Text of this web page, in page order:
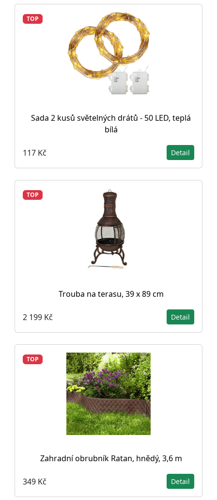
TOP
Sada 2 kusů světelných drátů - 50 LED, teplá
bílá
117 Kč Detail
TOP
Trouba na terasu, 39 x 89 cm
2 199 Kč Detail
TOP
Zahradní obrubník Ratan, hnědý, 3,6 m
349 Kč Detail